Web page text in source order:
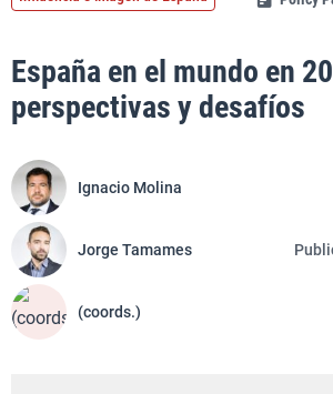
España en el mundo en
perspectivas y desafíos
Ignacio Molina
Jorge Tamames
(coords.)